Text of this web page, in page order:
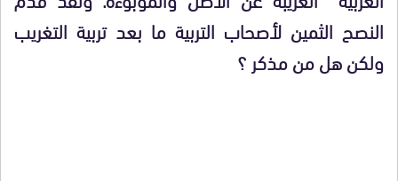
النصح الثمين لأصحاب التربية ما بعد تربية التغريب
ولكن هل من مذكر ؟